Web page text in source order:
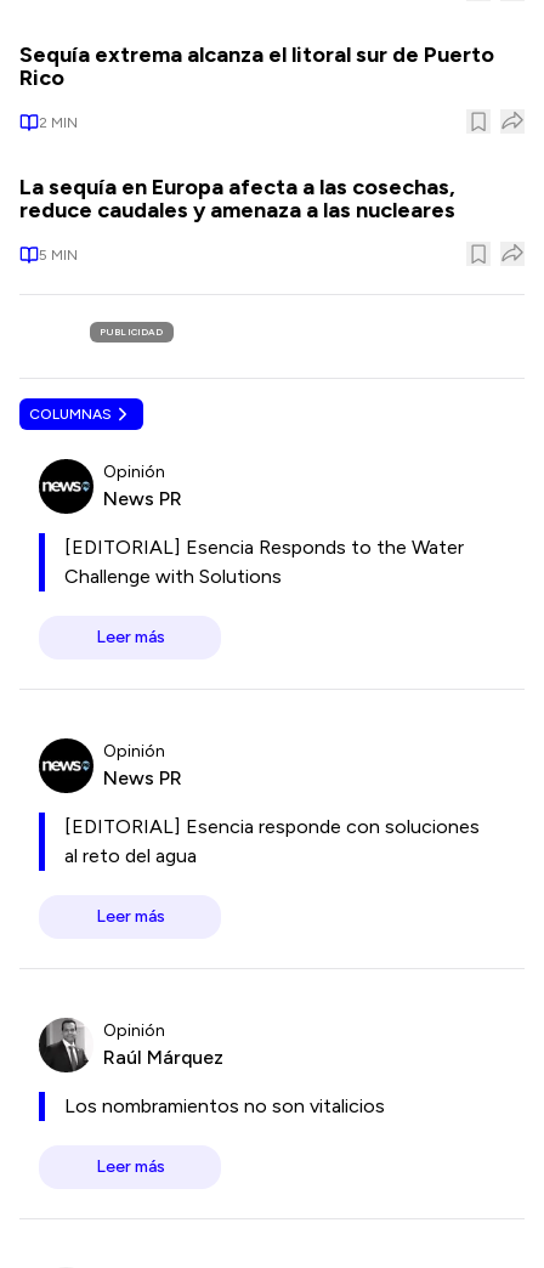
Sequía extrema alcanza el litoral sur de Puerto
Rico
2 MIN
La sequía en Europa afecta a las cosechas,
reduce caudales y amenaza a las nucleares
5 MIN
PUBLICIDAD
COLUMNAS
Opinión
News PR
[EDITORIAL] Esencia Responds to the Water
Challenge with Solutions
Leer más
Opinión
News PR
[EDITORIAL] Esencia responde con soluciones
al reto del agua
Leer más
Opinión
Raúl Márquez
Los nombramientos no son vitalicios
Leer más